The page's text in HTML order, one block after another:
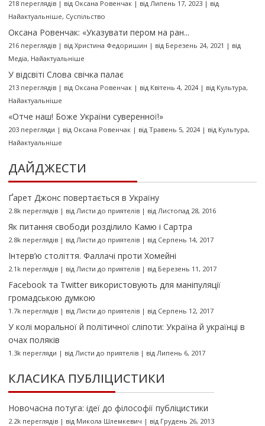
218 переглядів| від Оксана Ровенчак| від Липень 17, 2023| від
Найактуальніше, Суспільство
Оксана Ровенчак: «Указувати пером на ран...
216 переглядів| від Христина Федоришин | від Березень 24, 2021 | від
Медіа, Найактуальніше
У відсвіті Слова свічка палає
213 переглядів| від Оксана Ровенчак| від Квітень 4, 2024| від Культура,
Найактуальніше
«Отче наш! Боже України суверенної!»
203 перегляди | від Оксана Ровенчак| від Травень 5, 2024| від Культура,
Найактуальніше
ДАЙДЖЕСТИ
Ґарет Джонс повертається в Україну
2.8k переглядів| від Листи до приятелів| від Листопад 28, 2016
Як питання свободи розділило Камю і Сартра
2.8k переглядів| від Листи до приятелів| від Серпень 14, 2017
Інтерв’ю століття. Фаллачі проти Хомейні
2.1k переглядів| від Листи до приятелів| від Березень 11, 2017
Facebook та Twitter використовують для маніпуляції
громадською думкою
1.7k переглядів| від Листи до приятелів| від Серпень 12, 2017
У колі моральної й політичної сліпоти: Україна й українці в
очах поляків
1.3k перегляди | від Листи до приятелів| від Липень 6, 2017
КЛАСИКА ПУБЛІЦИСТИКИ
Новочасна потуга: ідеї до філософії публіцистики
2.2k переглядів| від Микола Шлемкевич | від Грудень 26, 2013